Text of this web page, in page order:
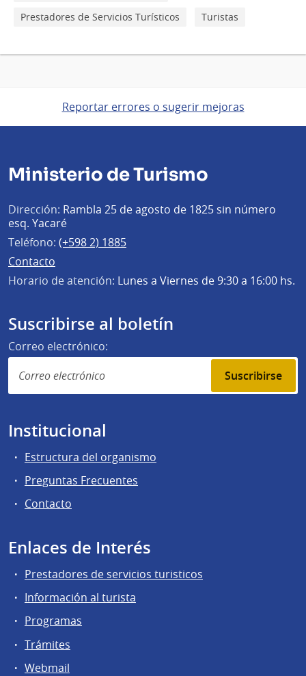
Prestadores de Servicios Turísticos
Turistas
Reportar errores o sugerir mejoras
Ministerio de Turismo
Dirección: Rambla 25 de agosto de 1825 sin número
esq. Yacaré
Teléfono: (+598 2) 1885
Contacto
Horario de atención: Lunes a Viernes de 9:30 a 16:00 hs.
Suscribirse al boletín
Correo electrónico:
Suscribirse
Institucional
Estructura del organismo
Preguntas Frecuentes
Contacto
Enlaces de Interés
Prestadores de servicios turisticos
Información al turista
Programas
Trámites
Webmail